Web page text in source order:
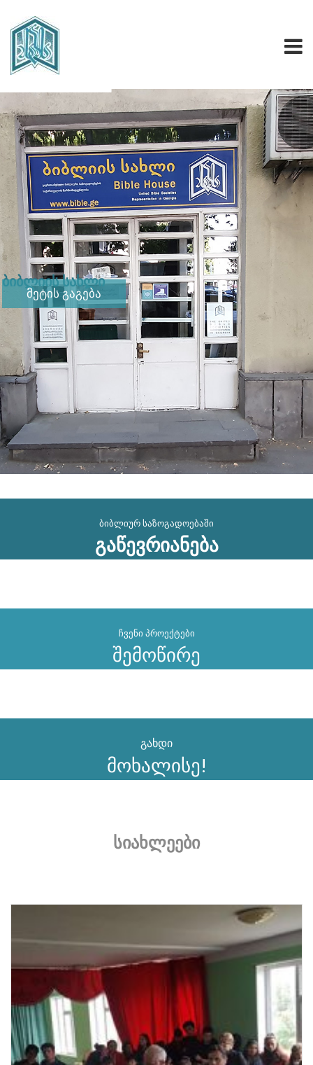
ბიბლიის სახლი
მეტის გაგება
ბიბლიურ საზოგადოებაში
გაწევრიანება
ჩვენი პროექტები
შემოწირე
გახდი
მოხალისე!
სიახლეები